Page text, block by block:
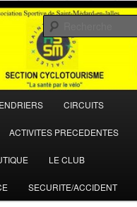
CIRCUITS
ACTIVITES PRECEDENTES
LE CLUB
SECURITE/ACCIDENT